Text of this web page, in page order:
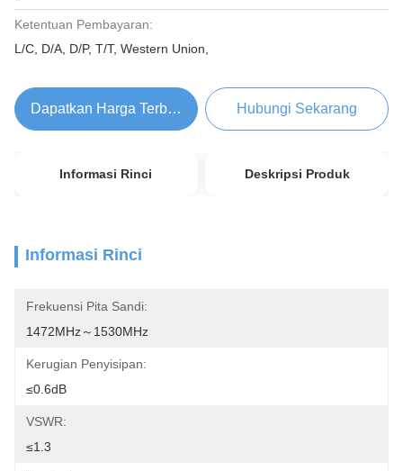
Ketentuan Pembayaran:
L/C, D/A, D/P, T/T, Western Union,
Dapatkan Harga Terbaik Hubungi Sekarang
Informasi Rinci Deskripsi Produk
Informasi Rinci
Frekuensi Pita Sandi:
1472MHz～1530MHz
Kerugian Penyisipan:
≤0.6dB
VSWR:
≤1.3